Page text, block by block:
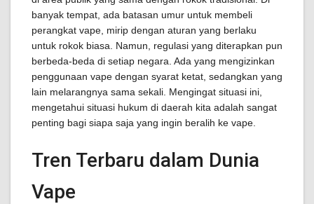
banyak tempat, ada batasan umur untuk membeli
perangkat vape, mirip dengan aturan yang berlaku
untuk rokok biasa. Namun, regulasi yang diterapkan pun
berbeda-beda di setiap negara. Ada yang mengizinkan
penggunaan vape dengan syarat ketat, sedangkan yang
lain melarangnya sama sekali. Mengingat situasi ini,
mengetahui situasi hukum di daerah kita adalah sangat
penting bagi siapa saja yang ingin beralih ke vape.
Tren Terbaru dalam Dunia
Vape